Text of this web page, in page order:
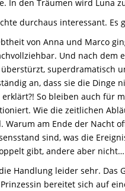
In den Träumen wird Luna
durchaus interessant. Es
von Anna und Marco
Und nach dem
superdramatisch
an, dass sie die Dinge
So bleiben auch für
Wie die zeitlichen
Warum am Ende der Nacht
sind, was die
gibt, andere aber nicht…
Handlung leider sehr. Das
bereitet sich auf